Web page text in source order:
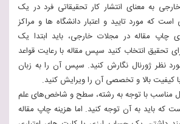
به معنای انتشار کار تحقیقاتی فرد در یک
که مورد تایید و اعتبار دانشگاه‌ ها و مراکز
چاپ مقاله در مجلات خارجی، باید ابتدا یک
تحقیق انتخاب کنید سپس مقاله با رعایت قواعد
نظر ژورنال نگارش کنید. سپس آن را به زبان
کیفیت بالا و تخصصی آن را ویرایش کنید.
مناسب با توجه به رشته، سطح و شاخص‌های علم‌
که باید به آن توجه کنید. اما هزینه چاپ مقاله